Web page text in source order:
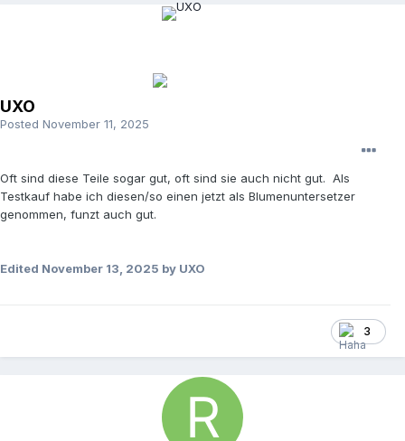
UXO
Posted November 11, 2025
Oft sind diese Teile sogar gut, oft sind sie auch nicht gut. Als
Testkauf habe ich diesen/so einen jetzt als Blumenuntersetzer
genommen, funzt auch gut.
Edited November 13, 2025 by UXO
3